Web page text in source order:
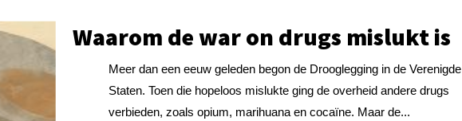
Waarom de war on drugs mislukt is
Meer dan een eeuw geleden begon de Drooglegging in de Verenigde
Staten. Toen die hopeloos mislukte ging de overheid andere drugs
verbieden, zoals opium, marihuana en cocaïne. Maar de...